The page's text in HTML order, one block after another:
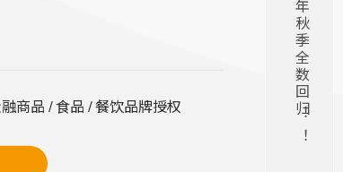
商品 / 食品 / 餐饮品牌授权